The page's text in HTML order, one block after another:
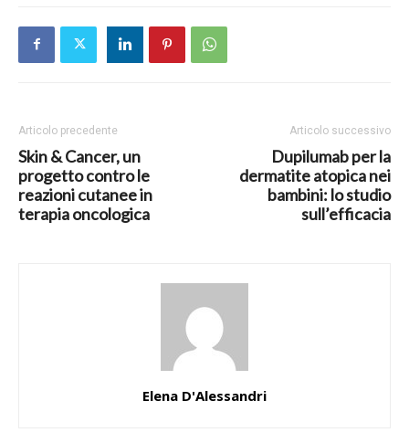
Articolo precedente
Skin & Cancer, un
progetto contro le
reazioni cutanee in
terapia oncologica
Articolo successivo
Dupilumab per la
dermatite atopica nei
bambini: lo studio
sull’efficacia
Elena D'Alessandri